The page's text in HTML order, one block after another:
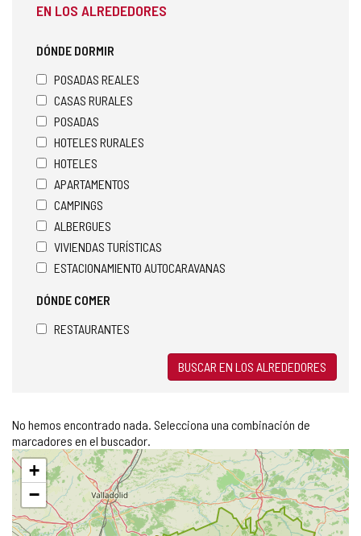
EN LOS ALREDEDORES
DÓNDE DORMIR
POSADAS REALES
CASAS RURALES
POSADAS
HOTELES RURALES
HOTELES
APARTAMENTOS
CAMPINGS
ALBERGUES
VIVIENDAS TURÍSTICAS
ESTACIONAMIENTO AUTOCARAVANAS
DÓNDE COMER
RESTAURANTES
BUSCAR EN LOS ALREDEDORES
No hemos encontrado nada. Selecciona una combinación de
marcadores en el buscador.
Saltar
mapa
+
−